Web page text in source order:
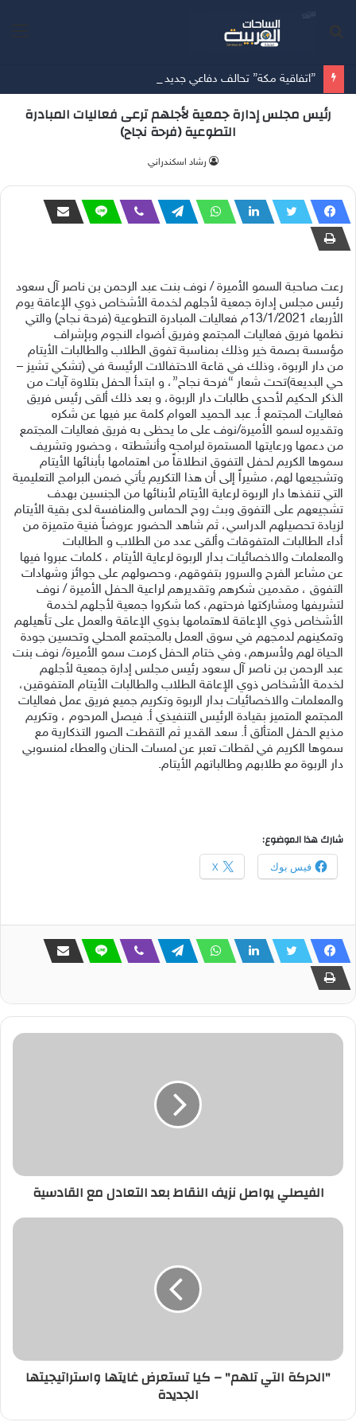
رئيس مجلس إدارة جمعية لأجلهم ترعى فعاليات المبادرة
التطوعية (فرحة نجاح)
‫رشاد اسكندراني
رعت صاحبة السمو الأميرة / نوف بنت عبد الرحمن بن ناصر آل سعود
رئيس مجلس إدارة جمعية لأجلهم لخدمة الأشخاص ذوي الإعاقة يوم
الأربعاء 13/1/2021م فعاليات المبادرة التطوعية (فرحة نجاح) والتي
نظمها فريق فعاليات المجتمع وفريق أضواء النجوم وبإشراف
مؤسسة بصمة خير وذلك بمناسبة تفوق الطلاب والطالبات الأيتام
من دار الربوة، وذلك في قاعة الاحتفالات الرئيسة في (تشكي تشيز –
حي البديعة)تحت شعار “فرحة نجاح”، و ابتدأ الحفل بتلاوة آيات من
الذكر الحكيم لأحدى طالبات دار الربوة، و بعد ذلك ألقى رئيس فريق
فعاليات المجتمع أ. عبد الحميد العوام كلمة عبر فيها عن شكره
وتقديره لسمو الأميرة/نوف على ما يحظى به فريق فعاليات المجتمع
من دعمها ورعايتها المستمرة لبرامجه وأنشطته ، وحضور وتشريف
سموها الكريم لحفل التفوق انطلاقاً من اهتمامها بأبنائها الأيتام
وتشجيعها لهم، مشيراً إلى أن هذا التكريم يأتي ضمن البرامج التعليمية
التي تنفذها دار الربوة لرعاية الأيتام لأبنائها من الجنسين بهدف
تشجيعهم على التفوق وبث روح الحماس والمنافسة لدى بقية الأيتام
لزيادة تحصيلهم الدراسي، ثم شاهد الحضور عروضاً فنية متميزة من
أداء الطالبات المتفوقات وألقى عدد من الطلاب و الطالبات
والمعلمات والاخصائيات بدار الربوة لرعاية الأيتام ، كلمات عبروا فيها
عن مشاعر الفرح والسرور بتفوقهم، وحصولهم على جوائز وشهادات
التفوق ، مقدمين شكرهم وتقديرهم لراعية الحفل الأميرة / نوف
لتشريفها ومشاركتها فرحتهم، كما شكروا جمعية لأجلهم لخدمة
الأشخاص ذوي الإعاقة لاهتمامها بذوي الإعاقة والعمل على تأهيلهم
وتمكينهم لدمجهم في سوق العمل بالمجتمع المحلي وتحسين جودة
الحياة لهم ولأسرهم، وفي ختام الحفل كرمت سمو الأميرة/ نوف بنت
عبد الرحمن بن ناصر آل سعود رئيس مجلس إدارة جمعية لأجلهم
لخدمة الأشخاص ذوي الإعاقة الطلاب والطالبات الأيتام المتفوقين،
والمعلمات والاخصائيات بدار الربوة وتكريم جميع فريق عمل فعاليات
المجتمع المتميز بقيادة الرئيس التنفيذي أ. فيصل المرحوم ، وتكريم
مذيع الحفل المتألق أ. سعد القدير ثم التقطت الصور التذكارية مع
سموها الكريم في لقطات تعبر عن لمسات الحنان والعطاء لمنسوبي
دار الربوة مع طلابهم وطالباتهم الأيتام.
شارك هذا الموضوع:
فيس بوك X
الفيصلي يواصل نزيف النقاط بعد التعادل مع القادسية
"الحركة التي تلهم" – كيا تستعرض غايتها واستراتيجيتها
الجديدة